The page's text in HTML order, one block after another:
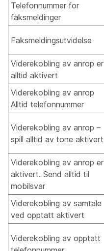
Telefonnummer for
faksmeldinger
Faksmeldingsutvidelse
Viderekobling av anrop er
alltid aktivert
Viderekobling av anrop
Alltid telefonnummer
Viderekobling av anrop –
spill alltid av tone aktivert
Viderekobling av anrop er
aktivert. Send alltid til
mobilsvar
Viderekobling av samtale
ved opptatt aktivert
Viderekobling av opptatt